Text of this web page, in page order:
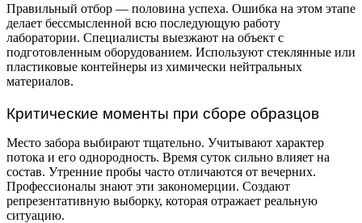
Правильный отбор — половина успеха. Ошибка на этом этапе
делает бессмысленной всю последующую работу
лаборатории. Специалисты выезжают на объект с
подготовленным оборудованием. Используют стеклянные или
пластиковые контейнеры из химически нейтральных
материалов.
Критические моменты при сборе образцов
Место забора выбирают тщательно. Учитывают характер
потока и его однородность. Время суток сильно влияет на
состав. Утренние пробы часто отличаются от вечерних.
Профессионалы знают эти закономерции. Создают
репрезентативную выборку, которая отражает реальную
ситуацию.